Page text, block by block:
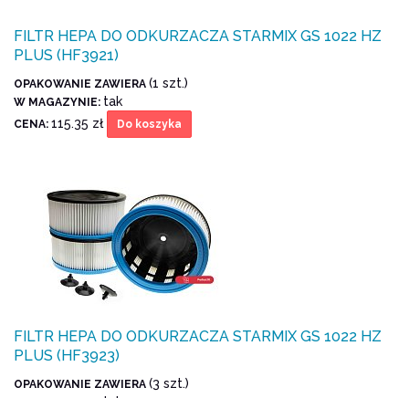
FILTR HEPA DO ODKURZACZA STARMIX GS 1022 HZ
PLUS (HF3921)
OPAKOWANIE ZAWIERA (1 szt.)
W MAGAZYNIE: tak
CENA: 115.35 zł Do koszyka
FILTR HEPA DO ODKURZACZA STARMIX GS 1022 HZ
PLUS (HF3923)
OPAKOWANIE ZAWIERA (3 szt.)